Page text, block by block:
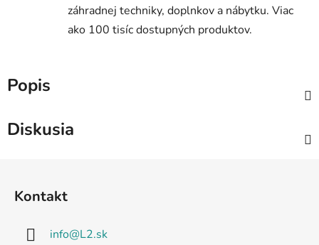
záhradnej techniky, doplnkov a nábytku. Viac
ako 100 tisíc dostupných produktov.
Popis
Diskusia
Kontakt
info@L2.sk